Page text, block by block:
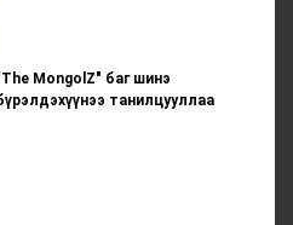
MongolZ" баг шинэ
танилцууллаа